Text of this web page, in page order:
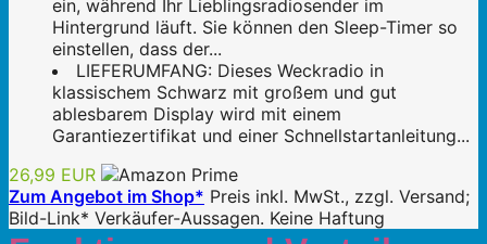
ein, während Ihr Lieblingsradiosender im
Hintergrund läuft. Sie können den Sleep-Timer so
einstellen, dass der...
LIEFERUMFANG: Dieses Weckradio in
klassischem Schwarz mit großem und gut
ablesbarem Display wird mit einem
Garantiezertifikat und einer Schnellstartanleitung...
26,99 EUR
Zum Angebot im Shop* Preis inkl. MwSt., zzgl. Versand;
Bild-Link* Verkäufer-Aussagen. Keine Haftung